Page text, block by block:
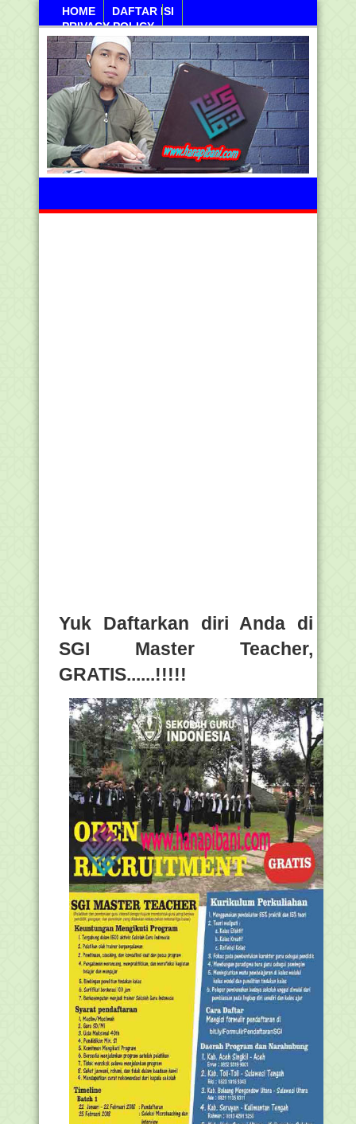
HOME
DAFTAR ISI
PRIVACY POLICY
Jumahat, 07 Agustus 2026
Yuk Daftarkan diri Anda di
SGI Master Teacher,
GRATIS......!!!!!